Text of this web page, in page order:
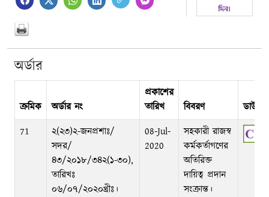
অর্ডার
ক্রমিক অর্ডার নং
প্রকাশের
তারিখ
বিবরণ
71
২(২৩)২-জনপ্রশাঃ/
সদর/
৪৩/২০১৮/৩৪২(১-৩০),
তারিখঃ
০৬/০৭/২০২০খ্রীঃ।
08-Jul-
2020
সহকারী রাজস্ব
কর্মকর্তাগণের
অতিরিক্ত
দায়িত্ব প্রদান
সংক্রান্ত।